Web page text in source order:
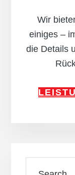
Wir
einiges –
die Details